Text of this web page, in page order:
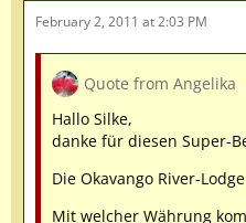
February 2, 2011 at 2:03 PM
Quote from Angelika
Hallo Silke,
danke für diesen Super-
Die Okavango River-
Mit welcher Währung